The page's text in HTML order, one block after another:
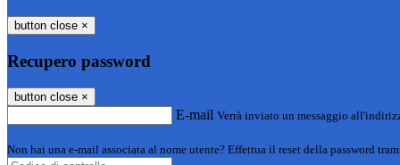
button close ×
Recupero password
button close ×
E-mail Verrà inviato un messaggio
Non hai una e-mail associata al nome utente? Effettua il reset della password